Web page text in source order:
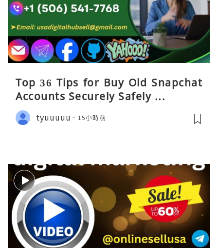
Top 36 Tips for Buy Old Snapchat
Accounts Securely Safely ...
tyuuuuu 15小時前